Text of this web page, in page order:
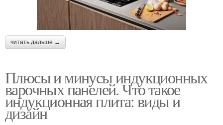
читать дальше →
Плюсы и минусы индукционных
варочных панелей. Что такое
индукционная плита: виды и
дизайн